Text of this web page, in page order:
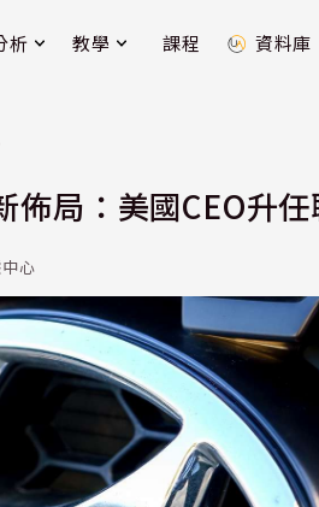
析 教學 課程 資料庫
佈局：美國CEO升
心